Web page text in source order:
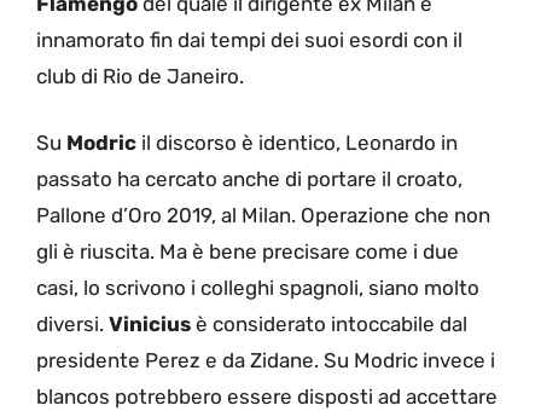
innamorato fin dai tempi dei suoi esordi con il
club di Rio de Janeiro.
Su Modric il discorso è identico, Leonardo in
passato ha cercato anche di portare il croato,
Pallone d’Oro 2019, al Milan. Operazione che non
gli è riuscita. Ma è bene precisare come i due
casi, lo scrivono i colleghi spagnoli, siano molto
diversi. Vinicius è considerato intoccabile dal
presidente Perez e da Zidane. Su Modric invece i
blancos potrebbero essere disposti ad accettare